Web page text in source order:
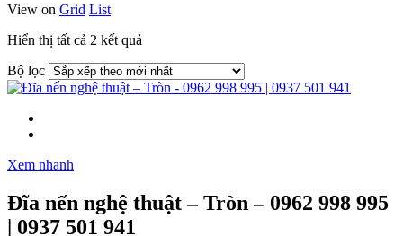
View on Grid List
Hiển thị tất cả 2 kết quả
xếp
theo
Bộ lọc
Xem nhanh
Đĩa nến nghệ thuật – Tròn – 0962 998 995
| 0937 501 941